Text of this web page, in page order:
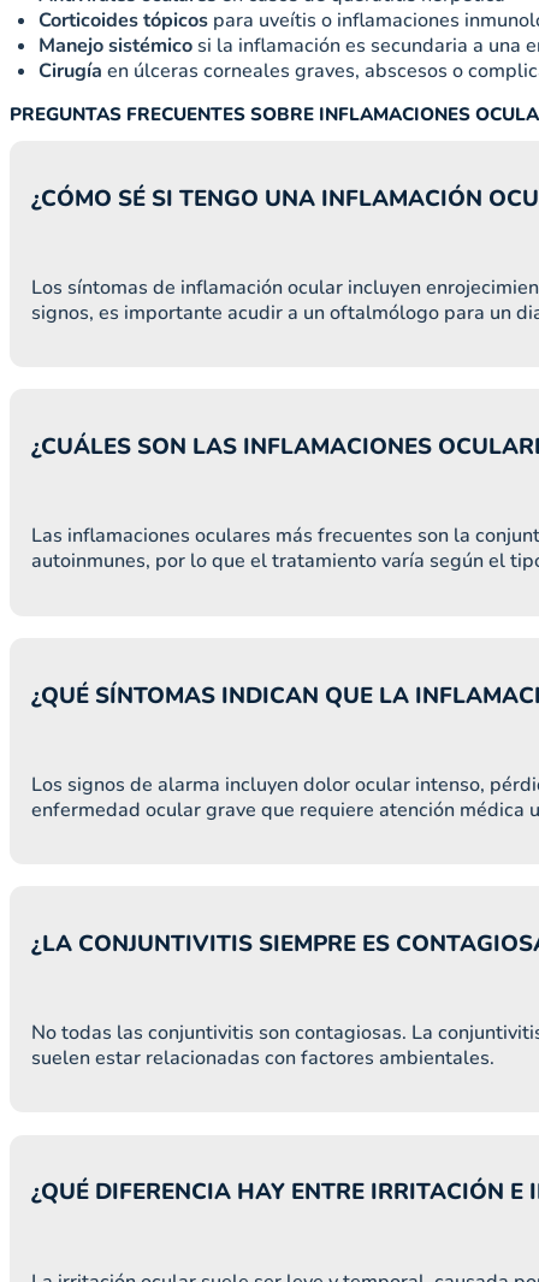
Corticoides tópicos para uveítis o inflamaciones
Manejo sistémicosi la inflamación es secundaria a una
Cirugía en úlceras corneales graves, abscesos o
PREGUNTAS FRECUENTES SOBRE INFLAMACIONES
¿CÓMO SÉ SI TENGO UNA INFLAMACIÓN
Los síntomas de inflamación ocular incluyen
signos, es importante acudir a un oftalmólogo para un
¿CUÁLES SON LAS INFLAMACIONES
Las inflamaciones oculares más frecuentes son la
autoinmunes, por lo que el tratamiento varía según el
¿QUÉ SÍNTOMAS INDICAN QUE LA
Los signos de alarma incluyen dolor ocular intenso,
enfermedad ocular grave que requiere atención médica
¿LA CONJUNTIVITIS SIEMPRE ES
No todas las conjuntivitis son contagiosas. La
suelen estar relacionadas con factores ambientales.
¿QUÉ DIFERENCIA HAY ENTRE IRRITACIÓN